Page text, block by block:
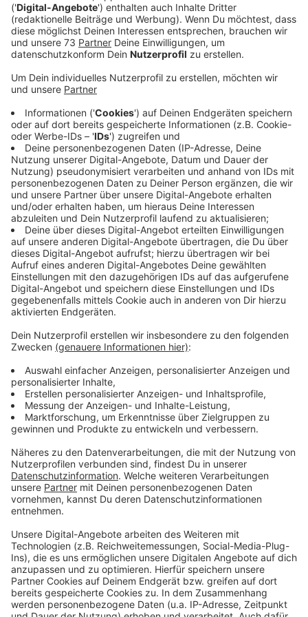
Veröffentlicht:Freitag, 24.04.2020 14:52
Anzeige
Alle drei Insassen des Autos tödlich verletzt
Anzeige
An der Zugstrecke zwischen Bocholt und Hamminkeln
gibt es an einigen kleineren Straßen noch
unbeschrankte Bahnübergänge und dort hat es in der
Vergangenheit schon einige schwere Verkehrsunfälle
gegeben. Am Freutagnachmittag ist an der Strecke
erneut ein Auto mit einem Zug zusammengestoßen.
Passiert ist das Ganze gegen 14 Uhr 20 am
Bahnübergang Lankernbrok in Dingden. Ein 81-jähriger
Autofahrer aus dem Kreis Wesel wollte die Gleise
überqueren und hatte dabei anscheinend die
herankommende Regionalbahn übersehen. Der Wagen
wurde von dem Zug erfasst und noch rund 50 Meter
mitgeschleift. Der Fahrer und eine Beifahrerin in den
70ern waren sofort tot, eine weitere Rentnerin in dem
Wagen starb kurze Zeit später. Die Rettungskräfte
konnten ihr nicht mehr helfen. Im Einsatz waren
außerdem Polizei, Feuerwehr, Bundespolizei, ein
Rettungshubschrauber und Seelsorger. Sie betreuten
auch die Fahrgäste im Zug, sie wurden anschließend
weiter transportiert. Die Zugstrecke zwischen Bocholt
und Wesel bleibt bis Freitag nacht gesperrt.
Anzeige